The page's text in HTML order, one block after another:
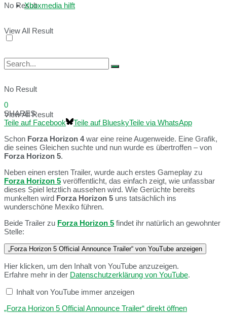
No Result
View All Result
Xboxmedia hilft
No Result
View All Result
0
SHARES
Teile auf Facebook
Teile auf BlueskyTeile via WhatsApp
Schon Forza Horizon 4war eine reine Augenweide. Eine Grafik,
die seines Gleichen suchte und nun wurde es übertroffen – von
Forza Horizon 5.
Neben einen ersten Trailer, wurde auch erstes Gameplay zu
Forza Horizon 5 veröffentlicht, das einfach zeigt, wie unfassbar
dieses Spiel letztlich aussehen wird. Wie Gerüchte bereits
munkelten wird Forza Horizon 5 uns tatsächlich ins
wunderschöne Mexiko führen.
Beide Trailer zu Forza Horizon 5 findet ihr natürlich an gewohnter
Stelle:
„Forza Horizon 5 Official Announce Trailer“ von YouTube anzeigen
Hier klicken, um den Inhalt von YouTube anzuzeigen.
Erfahre mehr in der Datenschutzerklärung von YouTube.
Inhalt von YouTube immer anzeigen
„Forza Horizon 5 Official Announce Trailer“ direkt öffnen